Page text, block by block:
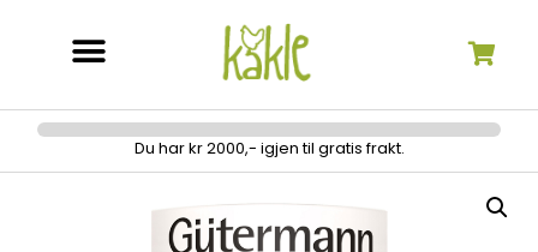
Du har kr 2000,- igjen til gratis frakt.